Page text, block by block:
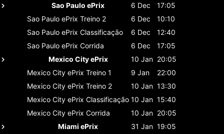
Sao Paulo ePrix
6 Dec
17:05
Sao Paulo ePrix Treino 2 6 Dec
10:10
Sao Paulo ePrix Classificaçāo 6 Dec
12:40
Sao Paulo ePrix Corrida 6 Dec
17:05
Mexico City ePrix
10 Jan 20:05
Mexico City ePrix Treino 1 9 Jan
22:00
Mexico City ePrix Treino 2 10 Jan 13:30
Mexico City ePrix Classificaçāo 10 Jan 15:40
Mexico City ePrix Corrida 10 Jan 20:05
Miami ePrix
31 Jan 19:05